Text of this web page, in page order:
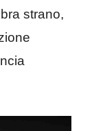
strano,